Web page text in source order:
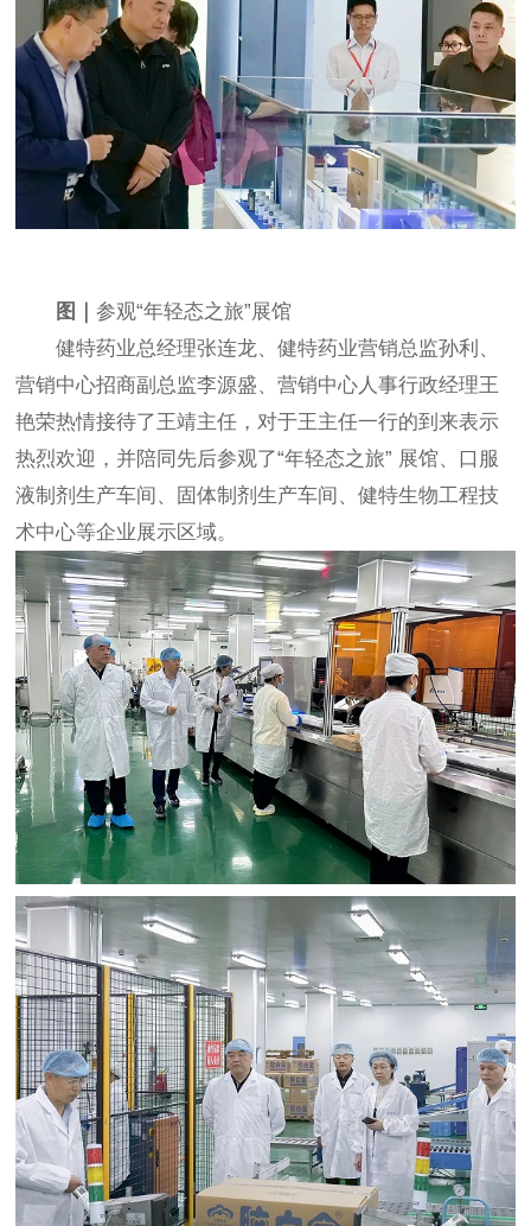
图｜参观“年轻态之旅”展馆
健特药业总经理张连龙、健特药业营销总监孙利、
营销中心招商副总监李源盛、营销中心人事行政经理王
艳荣热情接待了王靖主任，对于王主任一行的到来表示
热烈欢迎，并陪同先后参观了“年轻态之旅” 展馆、口服
液制剂生产车间、固体制剂生产车间、健特生物工程技
术中心等企业展示区域。